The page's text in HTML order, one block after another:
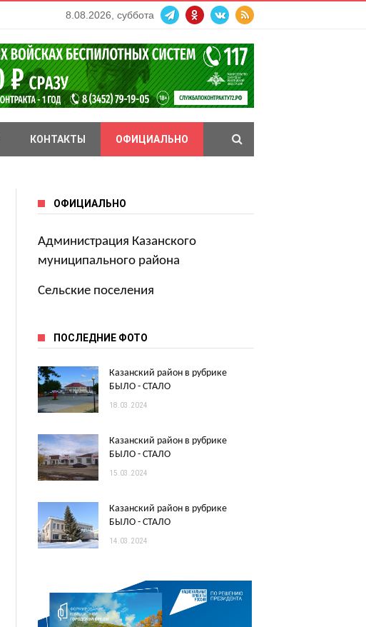
8.08.2026, суббота
КОНТАКТЫ ОФИЦИАЛЬНО
ОФИЦИАЛЬНО
Администрация Казанского
муниципального района
Сельские поселения
ПОСЛЕДНИЕ ФОТО
Казанский район в рубрике
БЫЛО - СТАЛО
18.03.2024
Казанский район в рубрике
БЫЛО - СТАЛО
15.03.2024
Казанский район в рубрике
БЫЛО - СТАЛО
14.03.2024